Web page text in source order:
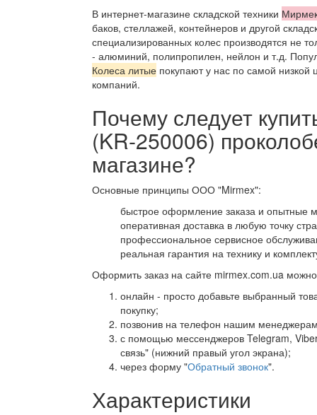
В интернет-магазине складской техники
баков, стеллажей, контейнеров и другой
специализированных колес производятся не
- алюминий, полипропилен, нейлон и т.д.
Колеса литые покупают у нас по самой низкой
компаний.
Почему следует
(KR-250006)
магазине?
Основные принципы ООО "Mirmex":
быстрое оформление заказа и опытные
оперативная доставка в любую точку
профессиональное сервисное
реальная гарантия на технику и
Оформить заказ на сайте mirmex.com.ua
онлайн - просто добавьте выбранный
покупку;
позвонив на телефон нашим
с помощью мессенджеров Telegram,
связь" (нижний правый угол экрана);
через форму "Обратный звонок".
Характеристики